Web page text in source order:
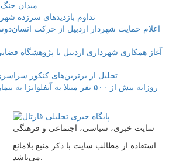
میدان
تداوم بازدیدهای سرزده
سایت خبری، سیاسی، اجتماعی و فرهنگی
استفاده از مطالب سایت با ذکر منبع بلامانع
می‌باشد.